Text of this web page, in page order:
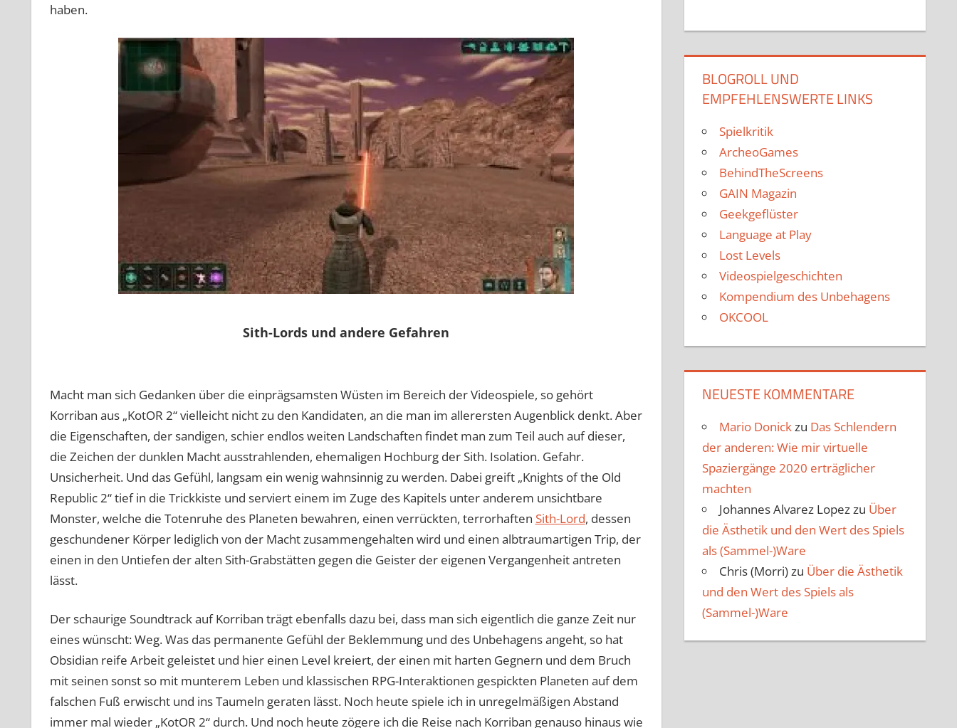
haben.
Sith-Lords und andere Gefahren
Macht man sich Gedanken über die einprägsamsten Wüsten im Bereich der Videospiele, so gehört
Korriban aus „KotOR 2“ vielleicht nicht zu den Kandidaten, an die man im allerersten Augenblick denkt. Aber
die Eigenschaften, der sandigen, schier endlos weiten Landschaften findet man zum Teil auch auf dieser,
die Zeichen der dunklen Macht ausstrahlenden, ehemaligen Hochburg der Sith. Isolation. Gefahr.
Unsicherheit. Und das Gefühl, langsam ein wenig wahnsinnig zu werden. Dabei greift „Knights of the Old
Republic 2“ tief in die Trickkiste und serviert einem im Zuge des Kapitels unter anderem unsichtbare
Monster, welche die Totenruhe des Planeten bewahren, einen verrückten, terrorhaften Sith-Lord, dessen
geschundener Körper lediglich von der Macht zusammengehalten wird und einen albtraumartigen Trip, der
einen in den Untiefen der alten Sith-Grabstätten gegen die Geister der eigenen Vergangenheit antreten
lässt.
Der schaurige Soundtrack auf Korriban trägt ebenfalls dazu bei, dass man sich eigentlich die ganze Zeit nur
eines wünscht: Weg. Was das permanente Gefühl der Beklemmung und des Unbehagens angeht, so hat
Obsidian reife Arbeit geleistet und hier einen Level kreiert, der einen mit harten Gegnern und dem Bruch
mit seinen sonst so mit munterem Leben und klassischen RPG-Interaktionen gespickten Planeten auf dem
falschen Fuß erwischt und ins Taumeln geraten lässt. Noch heute spiele ich in unregelmäßigen Abstand
immer mal wieder „KotOR 2“ durch. Und noch heute zögere ich die Reise nach Korriban genauso hinaus wie
BLOGROLL UND
EMPFEHLENSWERTE LINKS
Spielkritik
ArcheoGames
BehindTheScreens
GAIN Magazin
Geekgeflüster
Language at Play
Lost Levels
Videospielgeschichten
Kompendium des Unbehagens
OKCOOL
NEUESTE KOMMENTARE
Mario Donickzu Das Schlendern
der anderen: Wie mir virtuelle
Spaziergänge 2020 erträglicher
machten
Johannes Alvarez Lopezzu Über
die Ästhetik und den Wert des Spiels
als (Sammel-)Ware
Chris (Morri)zu Über die Ästhetik
und den Wert des Spiels als
(Sammel-)Ware